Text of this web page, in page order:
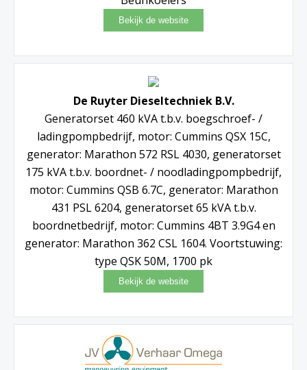
De Ruyter Dieseltechniek B.V.
Generatorset 460 kVA t.b.v. boegschroef- /
ladingpompbedrijf, motor: Cummins QSX 15C,
generator: Marathon 572 RSL 4030, generatorset
175 kVA t.b.v. boordnet- / noodladingpompbedrijf,
motor: Cummins QSB 6.7C, generator: Marathon
431 PSL 6204, generatorset 65 kVA t.b.v.
boordnetbedrijf, motor: Cummins 4BT 3.9G4 en
generator: Marathon 362 CSL 1604. Voortstuwing:
type QSK 50M, 1700 pk